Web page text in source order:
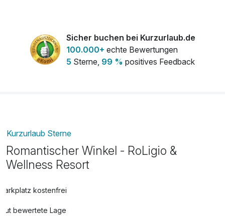
Rhassoul - Orientalische Pflegezeremonie
im Dampfbad
47,00 €
RoLigio® Durstlöscher
Ganzkörpermassage
Sicher buchen bei Kurzurlaub.de
100.000+ echte Bewertungen
5 Sterne, 99 % positives Feedback
Kurzurlaub Sterne
Romantischer Winkel - RoLigio &
Wellness Resort
Parkplatz kostenfrei
Gut bewertete Lage